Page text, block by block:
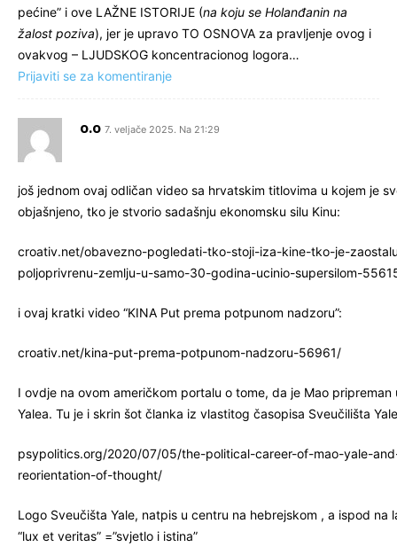
pećine” i ove LAŽNE ISTORIJE (na koju se Holanđanin na
žalost poziva), jer je upravo TO OSNOVA za pravljenje ovog i
ovakvog – LJUDSKOG koncentracionog logora…
Prijaviti se za komentiranje
o.o 7. veljače 2025. Na 21:29
još jednom ovaj odličan video sa hrvatskim titlovima u kojem je
objašnjeno, tko je stvorio sadašnju ekonomsku silu Kinu:
croativ.net/obavezno-pogledati-tko-stoji-iza-kine-tko-je-
poljoprivrenu-zemlju-u-samo-30-godina-ucinio-supersilom-
i ovaj kratki video “KINA Put prema potpunom nadzoru”:
croativ.net/kina-put-prema-potpunom-nadzoru-56961/
I ovdje na ovom američkom portalu o tome, da je Mao pripreman
Yalea. Tu je i skrin šot članka iz vlastitog časopisa Sveučilišta Yale
psypolitics.org/2020/07/05/the-political-career-of-mao-yale-
reorientation-of-thought/
Logo Sveučišta Yale, natpis u centru na hebrejskom , a ispod na
“lux et veritas” =”svjetlo i istina”